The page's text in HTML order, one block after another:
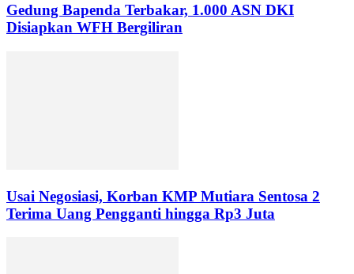
Gedung Bapenda Terbakar, 1.000 ASN DKI
Disiapkan WFH Bergiliran
Usai Negosiasi, Korban KMP Mutiara Sentosa 2
Terima Uang Pengganti hingga Rp3 Juta